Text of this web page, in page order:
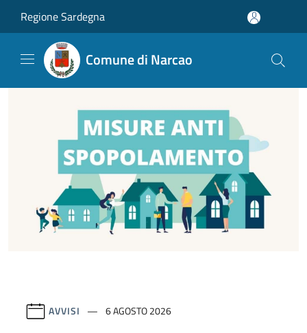
Regione Sardegna
Comune di Narcao
AVVISI 6 AGOSTO 2026